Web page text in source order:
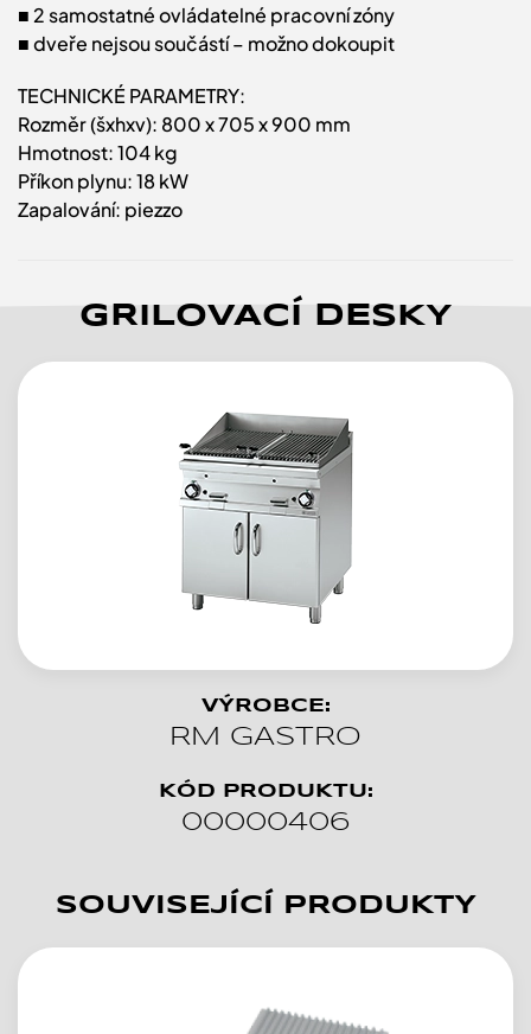
GRILOVACÍ DESKY
VÝROBCE:
RM GASTRO
KÓD PRODUKTU:
00000406
■ 2 samostatné ovládatelné pracovní zóny
■ dveře nejsou součástí – možno dokoupit
TECHNICKÉ PARAMETRY:
Rozměr (šxhxv): 800 x 705 x 900 mm
Hmotnost: 104 kg
Příkon plynu: 18 kW
Zapalování: piezzo
SOUVISEJÍCÍ PRODUKTY